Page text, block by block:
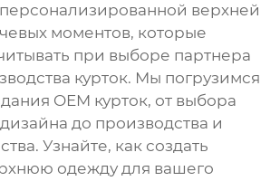
верхней
моментов, которые
при выборе партнера
курток. Мы погрузимся
OEM курток, от выбора
до производства и
Узнайте, как создать
одежду для вашего